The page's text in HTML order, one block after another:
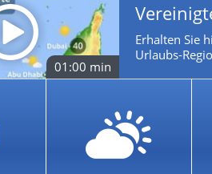
01:00 min
Erhalten Sie
Urlaubs-